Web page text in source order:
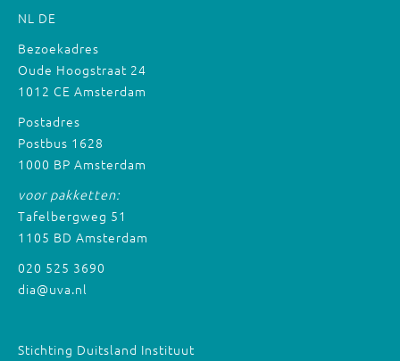
NL DE
Bezoekadres
Oude Hoogstraat 24
1012 CE Amsterdam
Postadres
Postbus 1628
1000 BP Amsterdam
voor pakketten:
Tafelbergweg 51
1105 BD Amsterdam
020 525 3690
dia@uva.nl
Stichting Duitsland Instituut